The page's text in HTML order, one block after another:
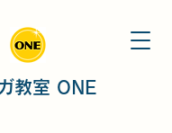
教室 ONE